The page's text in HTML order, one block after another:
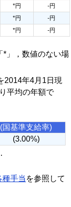
*円
-円
*円
-円
*円 -円
*」，数値のない場
2014年4月1日現
平均の年額で
(国基準支給率)
(3.00%)
種手当 を参照して